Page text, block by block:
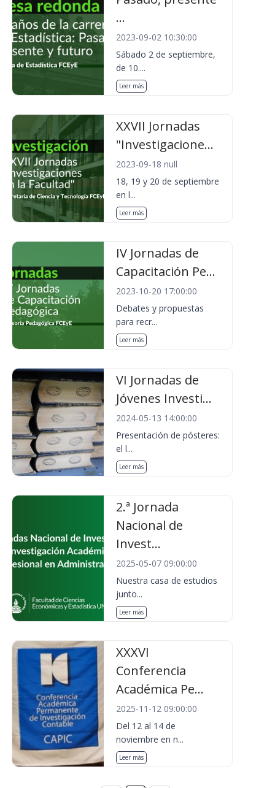
...
2023-09-02 10:30:00
Sábado 2 de septiembre,
de 10....
Leer más
XXVII Jornadas
"Investigacione...
2023-09-18 null
18, 19 y 20 de septiembre
en l...
Leer más
IV Jornadas de
Capacitación Pe...
2023-10-20 17:00:00
Debates y propuestas
para recr...
Leer más
VI Jornadas de
Jóvenes Investi...
2024-05-13 14:00:00
Presentación de pósteres:
el l...
Leer más
2.ª Jornada
Nacional de
Invest...
2025-05-07 09:00:00
Nuestra casa de estudios
junto...
Leer más
XXXVI
Conferencia
Académica Pe...
2025-11-12 09:00:00
Del 12 al 14 de
noviembre en n...
Leer más